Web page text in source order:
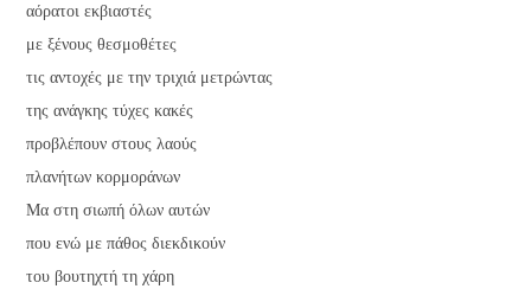
αόρατοι εκβιαστές
με ξένους θεσμοθέτες
τις αντοχές με την τριχιά μετρώντας
της ανάγκης τύχες κακές
προβλέπουν στους λαούς
πλανήτων κορμοράνων
Μα στη σιωπή όλων αυτών
που ενώ με πάθος διεκδικούν
του βουτηχτή τη χάρη